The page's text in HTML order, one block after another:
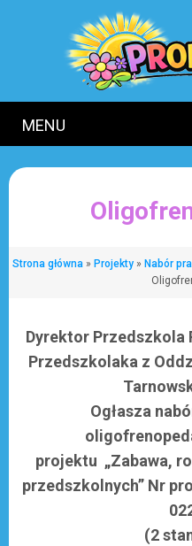
MENU
Strona główna» Projekty» Nabór
Dyrektor Przedszkola
Przedszkolaka z
Ogłasza
projektu „Zabawa,
przedszkolnych” Nr
(2